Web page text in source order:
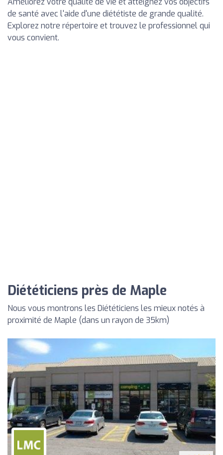
de santé avec l'aide d'une diététiste de grande qualité.
Explorez notre répertoire et trouvez le professionnel qui
vous convient.
Diététiciens près de Maple
Nous vous montrons les Diététiciens les mieux notés à
proximité de Maple (dans un rayon de 35km)